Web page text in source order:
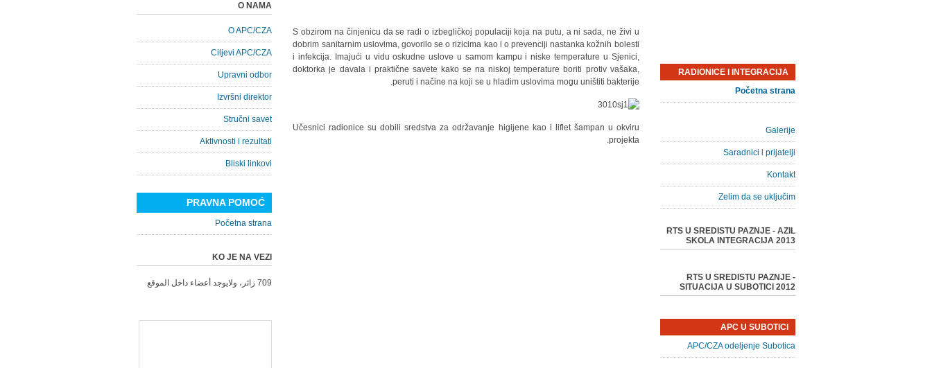
S obzirom na činjenicu da se radi o izbegličkoj populaciji koja na putu, a ni sada, ne živi u
dobrim sanitarnim uslovima, govorilo se o rizicima kao i o prevenciji nastanka kožnih bolesti
i infekcija. Imajući u vidu oskudne uslove u samom kampu i niske temperature u Sjenici,
doktorka je davala i praktične savete kako se na niskoj temperature boriti protiv vašaka,
peruti i načine na koji se u hladim uslovima mogu uništiti bakterije.
Učesnici radionice su dobili sredstva za održavanje higijene kao i liflet šampan u okviru
projekta.
O NAMA
O APC/CZA
Ciljevi APC/CZA
Upravni odbor
Izvršni direktor
Stručni savet
Aktivnosti i rezultati
Bliski linkovi
PRAVNA POMOĆ
Početna strana
KO JE NA VEZI
709 زائر، ولايوجد أعضاء داخل الموقع
RADIONICE I INTEGRACIJA
Početna strana
Galerije
Saradnici i prijatelji
Kontakt
Zelim da se uključim
RTS U SREDISTU PAZNJE - AZIL
SKOLA INTEGRACIJA 2013
RTS U SREDISTU PAZNJE -
SITUACIJA U SUBOTICI 2012
APC U SUBOTICI
APC/CZA odeljenje Subotica